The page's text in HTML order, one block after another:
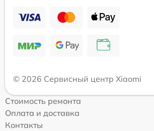
© 2026 Сервисный центр Xiaomi
Стоимость ремонта
Оплата и доставка
Контакты